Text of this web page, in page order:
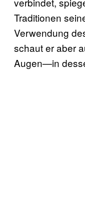
Traditionen
Verwendung
schaut er aber
Augen—in